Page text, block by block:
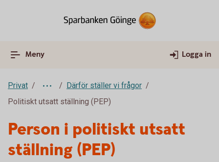
Meny Logga in
Privat
Därför ställer vi frågor
Politiskt utsatt ställning (PEP)
Person i politiskt utsatt
ställning (PEP)